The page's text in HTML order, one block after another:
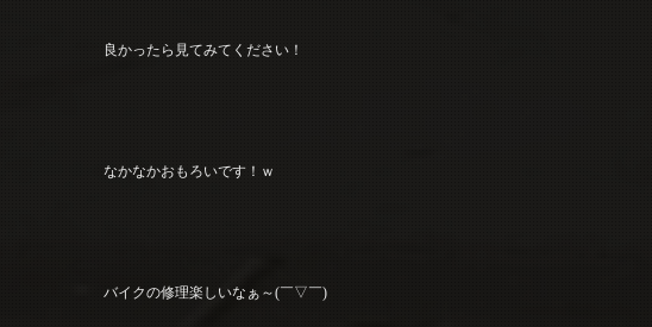
良かったら見てみてください！
なかなかおもろいです！ｗ
バイクの修理楽しいなぁ～(￣▽￣)